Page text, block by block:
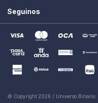
Seguinos
© Copyright 2026 / Universo Binario